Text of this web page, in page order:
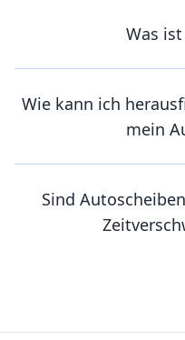
Was ist
Wie kann ich
mein
Sind